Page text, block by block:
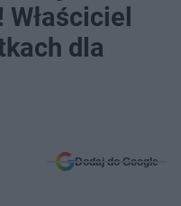
dla
Dodaj do Google